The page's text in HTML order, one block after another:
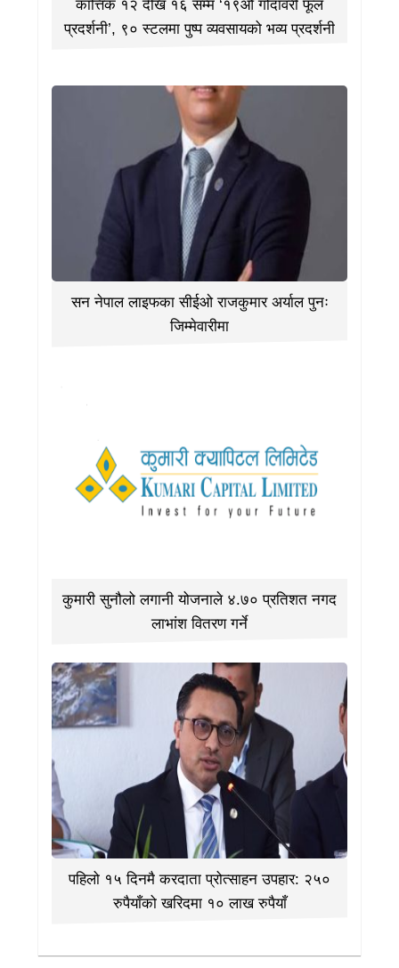
कात्तिक १२ देखि १६ सम्म ‘१९औँ गोदावरी फूल
प्रदर्शनी’, ९० स्टलमा पुष्प व्यवसायको भव्य प्रदर्शनी
सन नेपाल लाइफका सीईओ राजकुमार अर्याल पुनः
जिम्मेवारीमा
कुमारी सुनौलो लगानी योजनाले ४.७० प्रतिशत नगद
लाभांश वितरण गर्ने
पहिलो १५ दिनमै करदाता प्रोत्साहन उपहार: २५०
रुपैयाँको खरिदमा १० लाख रुपैयाँ